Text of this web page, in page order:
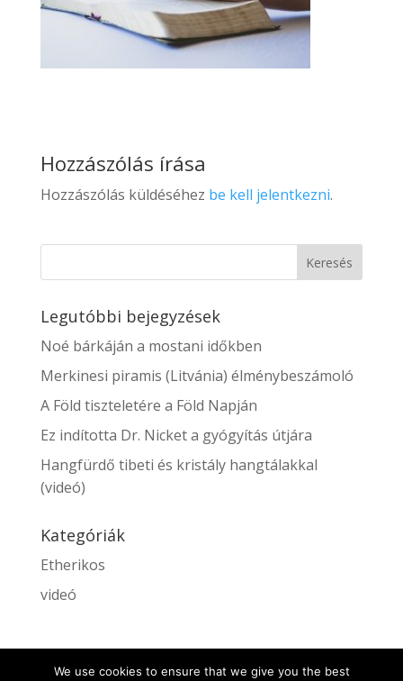
Hozzászólás írása
Hozzászólás küldéséhez be kell jelentkezni.
Legutóbbi bejegyzések
Noé bárkáján a mostani időkben
Merkinesi piramis (Litvánia) élménybeszámoló
A Föld tiszteletére a Föld Napján
Ez indította Dr. Nicket a gyógyítás útjára
Hangfürdő tibeti és kristály hangtálakkal
(videó)
Kategóriák
Etherikos
videó
We use cookies to ensure that we give you the best